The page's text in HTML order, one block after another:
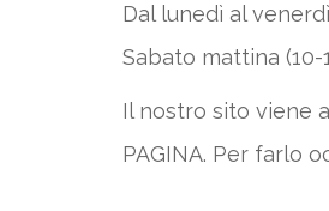
Dal lunedì al venerdì
Sabato mattina (10-
Il nostro sito viene
PAGINA. Per farlo